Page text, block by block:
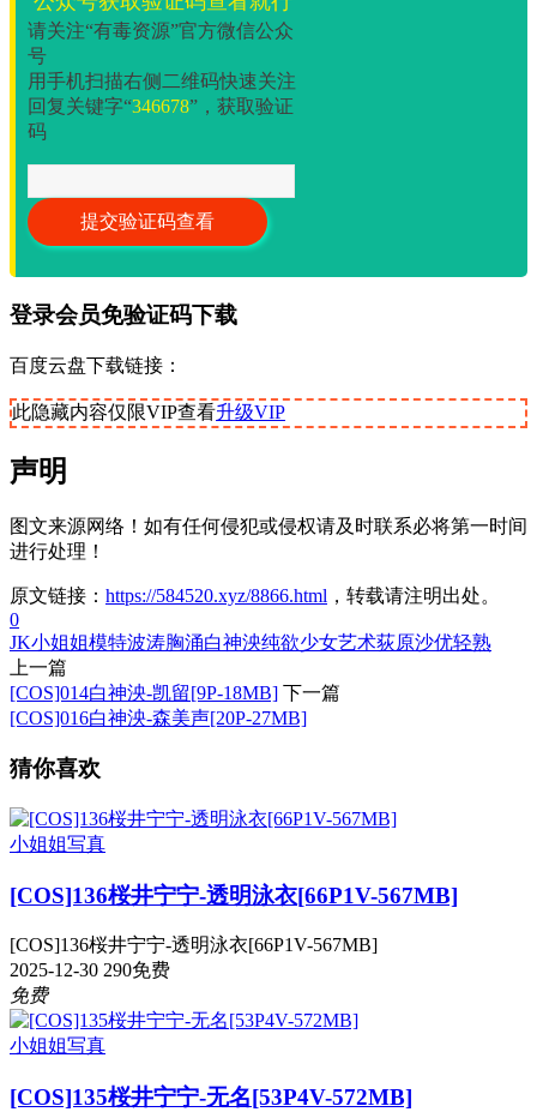
请关注“有毒资源”官方微信公众
号
用手机扫描右侧二维码快速关注
回复关键字“346678”，获取验证
码
登录会员免验证码下载
百度云盘下载链接：
此隐藏内容仅限VIP查看升级VIP
声明
图文来源网络！如有任何侵犯或侵权请及时联系必将第一时间
进行处理！
原文链接： https://584520.xyz/8866.html ，转载请注明出处。
0
JK小姐姐模特波涛胸涌白神泱纯欲少女艺术荻原沙优轻熟
上一篇
[COS]014白神泱-凯留[9P-18MB] 下一篇
[COS]016白神泱-森美声[20P-27MB]
猜你喜欢
小姐姐写真
[COS]136桜井宁宁-透明泳衣[66P1V-567MB]
[COS]136桜井宁宁-透明泳衣[66P1V-567MB]
2025-12-30 290免费
免费
小姐姐写真
[COS]135桜井宁宁-无名[53P4V-572MB]